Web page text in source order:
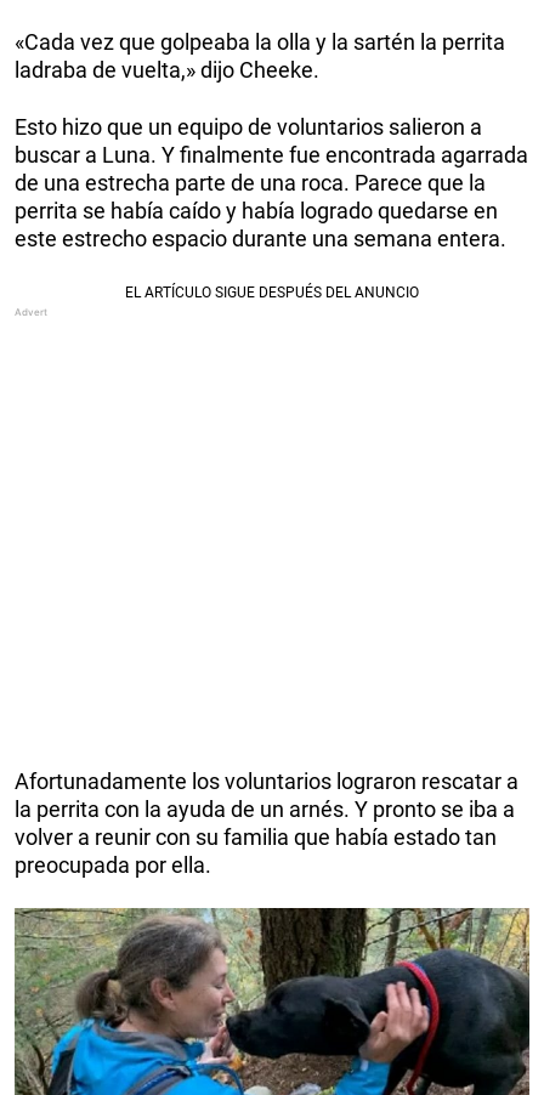
«Cada vez que golpeaba la olla y la sartén la perrita
ladraba de vuelta,» dijo Cheeke.
Esto hizo que un equipo de voluntarios salieron a
buscar a Luna. Y finalmente fue encontrada agarrada
de una estrecha parte de una roca. Parece que la
perrita se había caído y había logrado quedarse en
este estrecho espacio durante una semana entera.
Afortunadamente los voluntarios lograron rescatar a
la perrita con la ayuda de un arnés. Y pronto se iba a
volver a reunir con su familia que había estado tan
preocupada por ella.